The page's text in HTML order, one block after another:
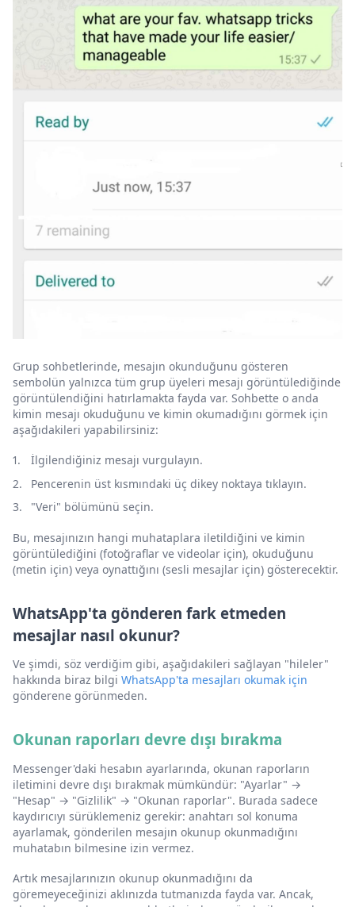
Grup sohbetlerinde, mesajın okunduğunu gösteren
sembolün yalnızca tüm grup üyeleri mesajı görüntülediğinde
görüntülendiğini hatırlamakta fayda var. Sohbette o anda
kimin mesajı okuduğunu ve kimin okumadığını görmek için
aşağıdakileri yapabilirsiniz:
İlgilendiğiniz mesajı vurgulayın.
Pencerenin üst kısmındaki üç dikey noktaya tıklayın.
"Veri" bölümünü seçin.
Bu, mesajınızın hangi muhataplara iletildiğini ve kimin
görüntülediğini (fotoğraflar ve videolar için), okuduğunu
(metin için) veya oynattığını (sesli mesajlar için) gösterecektir.
WhatsApp'ta gönderen fark etmeden
mesajlar nasıl okunur?
Ve şimdi, söz verdiğim gibi, aşağıdakileri sağlayan "hileler"
hakkında biraz bilgi WhatsApp'ta mesajları okumak için
gönderene görünmeden.
Okunan raporları devre dışı bırakma
Messenger'daki hesabın ayarlarında, okunan raporların
iletimini devre dışı bırakmak mümkündür: "Ayarlar" →
"Hesap" → "Gizlilik" → "Okunan raporlar". Burada sadece
kaydırıcıyı sürüklemeniz gerekir: anahtarı sol konuma
ayarlamak, gönderilen mesajın okunup okunmadığını
muhatabın bilmesine izin vermez.
Artık mesajlarınızın okunup okunmadığını da
göremeyeceğinizi aklınızda tutmanızda fayda var. Ancak,